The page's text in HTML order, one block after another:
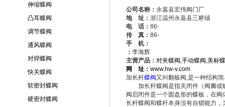
伸缩蝶阀
凸耳蝶阀
调节蝶阀
通风蝶阀
对焊蝶阀
快关蝶阀
软密封蝶阀
硬密封蝶阀
公司名称： 永嘉县宏伟阀门厂
地 址： 浙江温州永嘉县三桥镇
电 话： 86-
传 真： 86-
手 机：
： 李海辉
主营产品： 对夹蝶阀,手动蝶阀,美标
网 址： www.hw-v.com
加长杆蝶阀又叫翻板阀,是一种结构
加长杆蝶阀是指关闭件（阀瓣或
阀启闭件是一个圆盘形的蝶板，在
长杆蝶阀和蝶杆本身没有自锁能力